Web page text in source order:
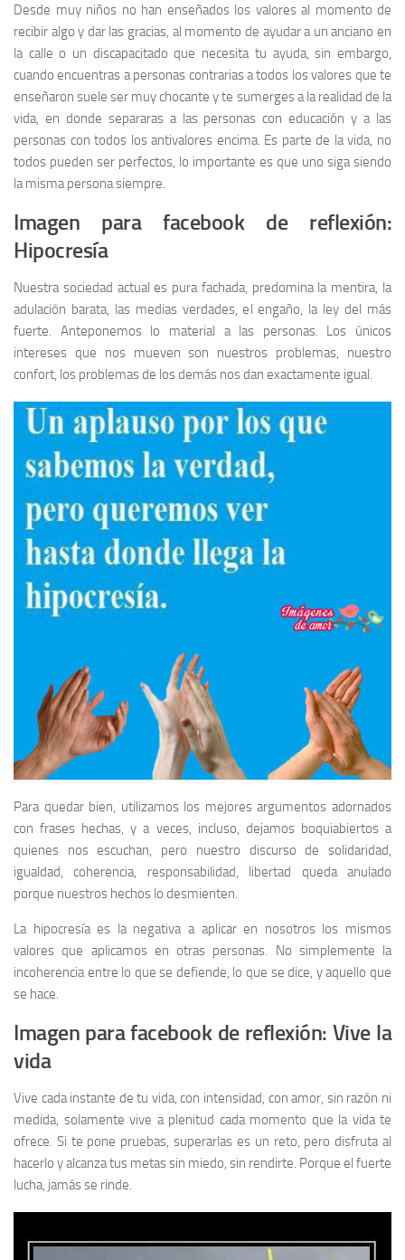
Desde muy niños no han enseñados los valores al momento de
recibir algo y dar las gracias, al momento de ayudar a un anciano en
la calle o un discapacitado que necesita tu ayuda, sin embargo,
cuando encuentras a personas contrarias a todos los valores que te
enseñaron suele ser muy chocante y te sumerges a la realidad de la
vida, en donde separaras a las personas con educación y a las
personas con todos los antivalores encima. Es parte de la vida, no
todos pueden ser perfectos, lo importante es que uno siga siendo
la misma persona siempre.
Imagen para facebook de reflexión:
Hipocresía
Nuestra sociedad actual es pura fachada, predomina la mentira, la
adulación barata, las medias verdades, el engaño, la ley del más
fuerte. Anteponemos lo material a las personas. Los únicos
intereses que nos mueven son nuestros problemas, nuestro
confort, los problemas de los demás nos dan exactamente igual.
Para quedar bien, utilizamos los mejores argumentos adornados
con frases hechas, y a veces, incluso, dejamos boquiabiertos a
quienes nos escuchan, pero nuestro discurso de solidaridad,
igualdad, coherencia, responsabilidad, libertad queda anulado
porque nuestros hechos lo desmienten.
La hipocresía es la negativa a aplicar en nosotros los mismos
valores que aplicamos en otras personas. No simplemente la
incoherencia entre lo que se defiende, lo que se dice, y aquello que
se hace.
Imagen para facebook de reflexión: Vive la
vida
Vive cada instante de tu vida, con intensidad, con amor, sin razón ni
medida, solamente vive a plenitud cada momento que la vida te
ofrece. Si te pone pruebas, superarlas es un reto, pero disfruta al
hacerlo y alcanza tus metas sin miedo, sin rendirte. Porque el fuerte
lucha, jamás se rinde.